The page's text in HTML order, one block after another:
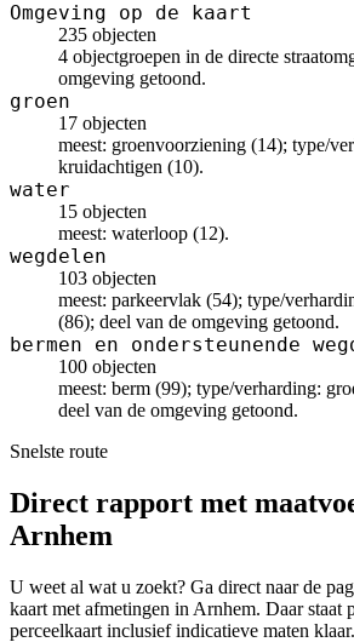
Omgeving op de kaart
235 objecten
4 objectgroepen in de directe
omgeving getoond.
groen
17 objecten
meest: groenvoorziening (14); type/
kruidachtigen (10).
water
15 objecten
meest: waterloop (12).
wegdelen
103 objecten
meest: parkeervlak (54); type/
(86); deel van de omgeving getoond.
bermen en ondersteunende
100 objecten
meest: berm (99); type/verharding:
deel van de omgeving getoond.
Snelste route
Direct rapport met
Arnhem
U weet al wat u zoekt? Ga direct naar de
kaart met afmetingen in Arnhem. Daar staat
perceelkaart inclusief indicatieve maten klaar.